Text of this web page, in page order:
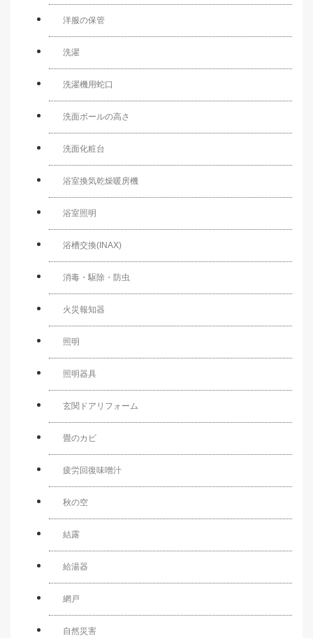
洋服の保管
洗濯
洗濯機用蛇口
洗面ボールの高さ
洗面化粧台
浴室換気乾燥暖房機
浴室照明
浴槽交換(INAX)
消毒・駆除・防虫
火災報知器
照明
照明器具
玄関ドアリフォーム
畳のカビ
疲労回復味噌汁
秋の空
結露
給湯器
網戸
自然災害